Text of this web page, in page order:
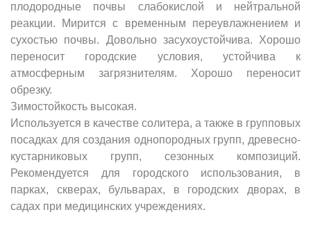
плодородные почвы слабокислой и нейтральной
реакции. Мирится с временным переувлажнением и
сухостью почвы. Довольно засухоустойчива. Хорошо
переносит городские условия, устойчива к
атмосферным загрязнителям. Хорошо переносит
обрезку.
Зимостойкость высокая.
Используется в качестве солитера, а также в групповых
посадках для создания однопородных групп, древесно-
кустарниковых групп, сезонных композиций.
Рекомендуется для городского использования, в
парках, скверах, бульварах, в городских дворах, в
садах при медицинских учреждениях.